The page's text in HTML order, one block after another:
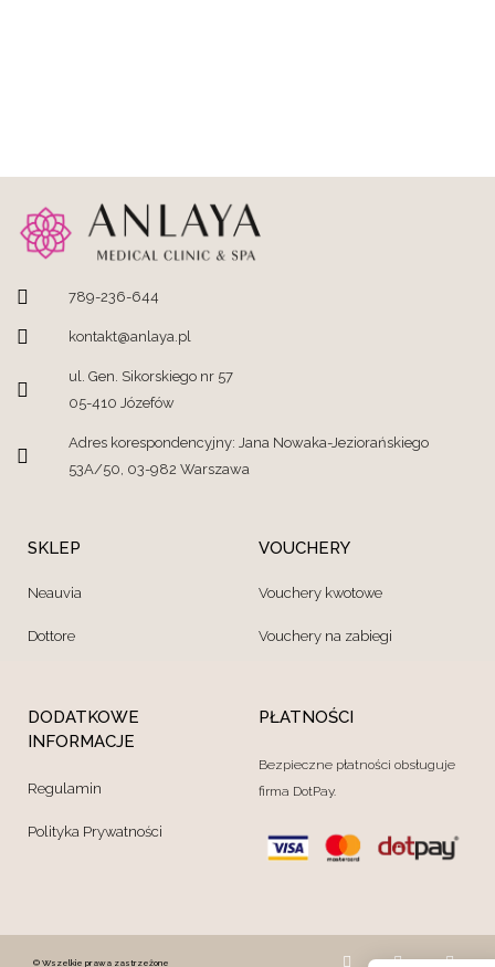
789-236-644
kontakt@anlaya.pl
ul. Gen. Sikorskiego nr 57
05-410 Józefów
Adres korespondencyjny: Jana Nowaka-Jeziorańskiego
53A/50, 03-982 Warszawa
SKLEP
Neauvia
Dottore
VOUCHERY
Vouchery kwotowe
Vouchery na zabiegi
DODATKOWE
INFORMACJE
Regulamin
Polityka Prywatności
PŁATNOŚCI
Bezpieczne płatności obsługuje
firma DotPay.
© Wszelkie prawa zastrzeżone